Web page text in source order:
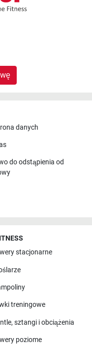
danych
do odstąpienia od
stacjonarne
treningowe
sztangi i obciążenia
poziome